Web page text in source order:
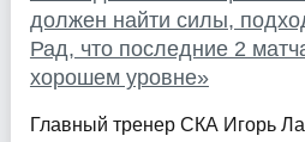
должен найти силы,
Рад, что последние 2
хорошем уровне»
Главный тренер СКА Игорь